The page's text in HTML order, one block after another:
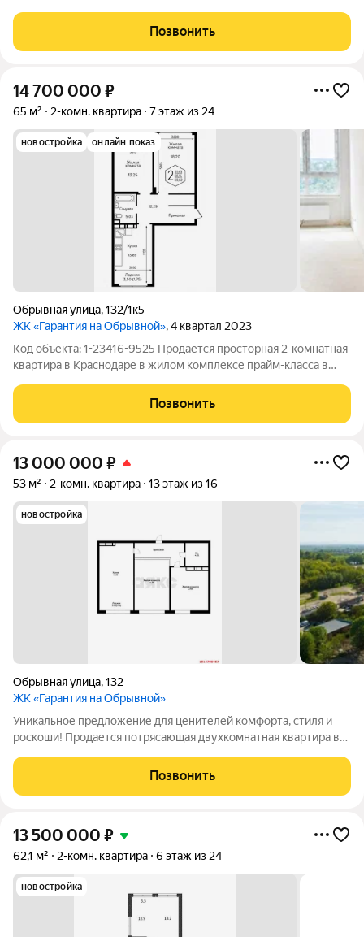
искусственного освещения. - На территории ЖК есть школа и
детский сад. -
Позвонить
14 700 000 ₽
65 м² 2-комн. квартира 7 этаж из 24
новостройка онлайн показ
Обрывная улица,132/1к5
ЖК «Гарантия на Обрывной», 4 квартал 2023
Код объекта: 1-23416-9525 Продаётся просторная 2-комнатная
квартира в Краснодаре в жилом комплексе прайм-класса в
планировка «бабочка»: изолированные комнаты выходят на
разные стороны дома, поэтому
Позвонить
13 000 000 ₽
53 м² 2-комн. квартира 13 этаж из 16
новостройка
Обрывная улица,132
ЖК «Гарантия на Обрывной»
Уникальное предложение для ценителей комфорта, стиля и
роскоши! Продается потрясающая двухкомнатная квартира в
Краснодара, ЖК Гарантия на Обрывной. Этот жилой комплекс
нового поколения обладает
Позвонить
13 500 000 ₽
62,1 м² 2-комн. квартира 6 этаж из 24
новостройка